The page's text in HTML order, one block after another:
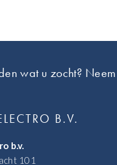
wat u zocht?
B.V.
b.v.
101